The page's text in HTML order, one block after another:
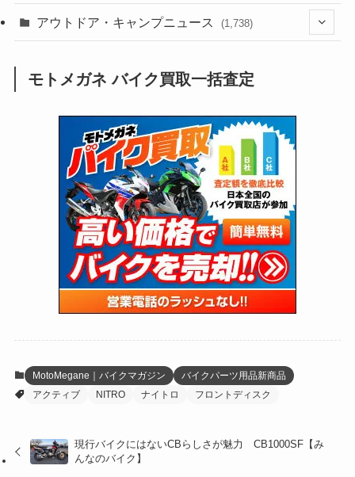
(60)
(31)
(51)
(34)
(5)
(12)
(63)
(109)
(38)
(24)
(16)
(25)
(24)
(47)
(15)
(5)
(249)
(64)
(16)
(62)
(4)
(6)
(17)
(5)
(27)
(2,473)
(249)
(1,226)
(12)
(131)
(38)
(131)
(167)
(85)
(21)
(61)
(171)
(98)
(13)
(60)
(274)
(171)
(38)
(47)
(59)
(47)
(66)
(16)
(141)
(254)
(204)
(1,139)
(166)
(23)
(33)
(34)
(35)
(41)
(415)
(16)
(137)
(72)
(2,741)
(126)
(170)
(211) (132)
(171)
(118)
(27)
アウトドア・キャンプニュース (1,738)
(1,605)
(147)
(13)
(19)
(12)
(16)
(4)
(16)
モトメガネ バイク買取一括査定
MotoMegane｜バイクマガジン
バイクパーツ用品新商品
アクティブ
NITRO ナイトロ フロントディスク
現行バイクにはないCBらしさが魅力 CB1000SF【み
んなのバイク】